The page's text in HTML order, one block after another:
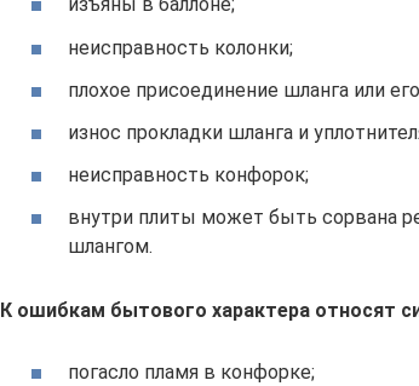
изъяны в баллоне;
неисправность колонки;
плохое присоединение шланга или
износ прокладки шланга и
неисправность конфорок;
внутри плиты может быть сорвана
шлангом.
К ошибкам бытового характера относят
погасло пламя в конфорке;